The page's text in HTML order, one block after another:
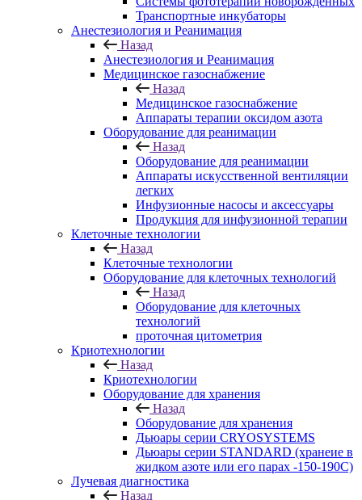
Транспортные инкубаторы
Анестезиология и Реанимация
Назад
Анестезиология и Реанимация
Медицинское газоснабжение
Назад
Медицинское газоснабжение
Аппараты терапии оксидом азота
Оборудование для реанимации
Назад
Оборудование для реанимации
Аппараты искусственной вентиляции
легких
Инфузионные насосы и аксессуары
Продукция для инфузионной терапии
Клеточные технологии
Назад
Клеточные технологии
Оборудование для клеточных технологий
Назад
Оборудование для клеточных
технологий
проточная цитометрия
Криотехнологии
Назад
Криотехнологии
Оборудование для хранения
Назад
Оборудование для хранения
Дьюары серии CRYOSYSTEMS
Дьюары серии STANDARD (хранеие в
жидком азоте или его парах -150-190С)
Лучевая диагностика
Назад